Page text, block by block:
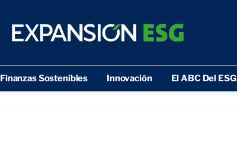
Finanzas Sostenibles Innovación El ABC Del ESG